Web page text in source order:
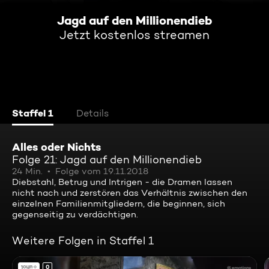
Jagd auf den Millionendieb
Jetzt kostenlos streamen
Staffel 1 Details
Alles oder Nichts
Folge 21: Jagd auf den Millionendieb
24 Min.
Folge vom 19.11.2018
Diebstahl, Betrug und Intrigen - die Dramen lassen
nicht nach und zerstören das Verhältnis zwischen den
einzelnen Familienmitgliedern, die beginnen, sich
gegenseitig zu verdächtigen.
Weitere Folgen in Staffel 1
0